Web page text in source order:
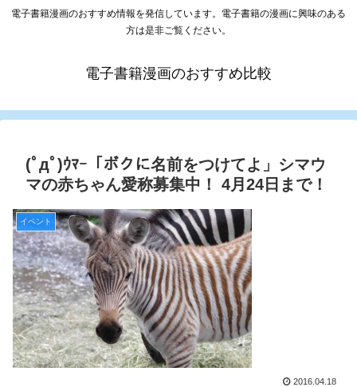
電子書籍漫画のおすすめ情報を発信しています。電子書籍の漫画に興味のある
方は是非ご覧ください。
電子書籍漫画のおすすめ比較
(ﾟдﾟ)ｳﾏｰ「ボクに名前をつけてよ」シマウ
マの赤ちゃん愛称募集中！ 4月24日まで！
イベント
2016.04.18